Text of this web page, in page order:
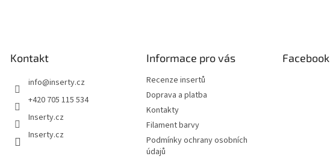
Kontakt
info@inserty.cz
+420 705 115 534
Inserty.cz
Inserty.cz
Informace pro vás
Recenze insertů
Doprava a platba
Kontakty
Filament barvy
Podmínky ochrany osobních
údajů
Facebook